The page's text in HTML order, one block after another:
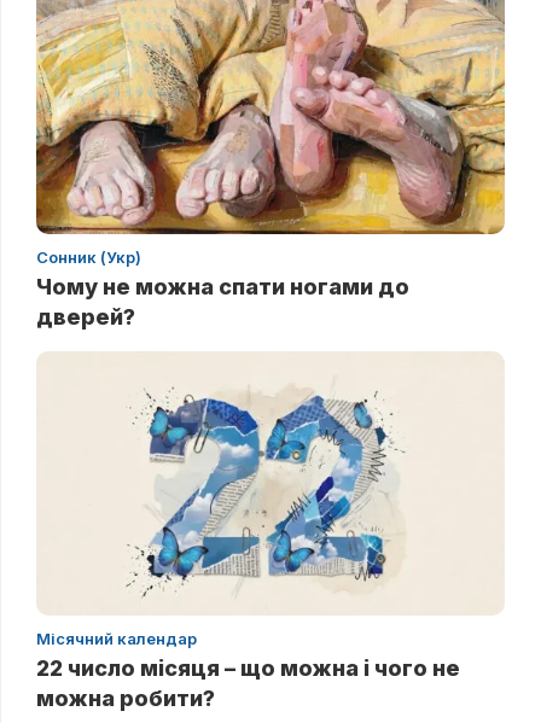
Сонник (Укр)
Чому не можна спати ногами до
дверей?
Місячний календар
22 число місяця – що можна і чого не
можна робити?